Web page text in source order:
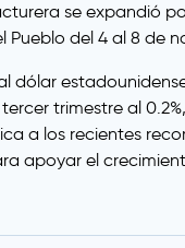
se expandió
del 4 al 8 de
trimestre al
a los recientes
apoyar el